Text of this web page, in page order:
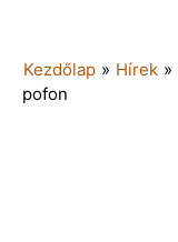
Kezdőlap » Hírek »
pofon